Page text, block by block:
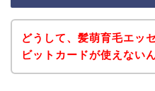
どうして、髪萌育毛エッ
ビットカードが使えない